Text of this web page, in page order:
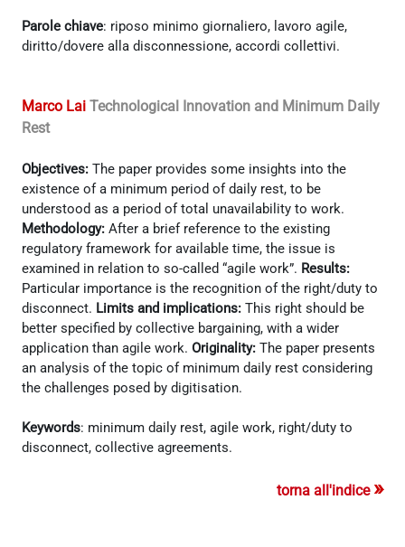
Parole chiave: riposo minimo giornaliero, lavoro agile,
diritto/dovere alla disconnessione, accordi collettivi.
Marco Lai Technological Innovation and Minimum Daily
Rest
Objectives: The paper provides some insights into the
existence of a minimum period of daily rest, to be
understood as a period of total unavailability to work.
Methodology: After a brief reference to the existing
regulatory framework for available time, the issue is
examined in relation to so-called “agile work”. Results:
Particular importance is the recognition of the right/duty to
disconnect. Limits and implications: This right should be
better specified by collective bargaining, with a wider
application than agile work. Originality: The paper presents
an analysis of the topic of minimum daily rest considering
the challenges posed by digitisation.
Keywords: minimum daily rest, agile work, right/duty to
disconnect, collective agreements.
torna all'indice »